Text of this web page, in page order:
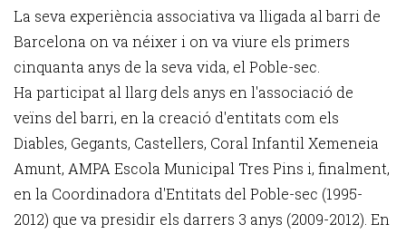
La seva experiència associativa va lligada al barri de
Barcelona on va néixer i on va viure els primers
cinquanta anys de la seva vida, el Poble-sec.
Ha participat al llarg dels anys en l'associació de
veïns del barri, en la creació d'entitats com els
Diables, Gegants, Castellers, Coral Infantil Xemeneia
Amunt, AMPA Escola Municipal Tres Pins i, finalment,
en la Coordinadora d'Entitats del Poble-sec (1995-
2012) que va presidir els darrers 3 anys (2009-2012). En